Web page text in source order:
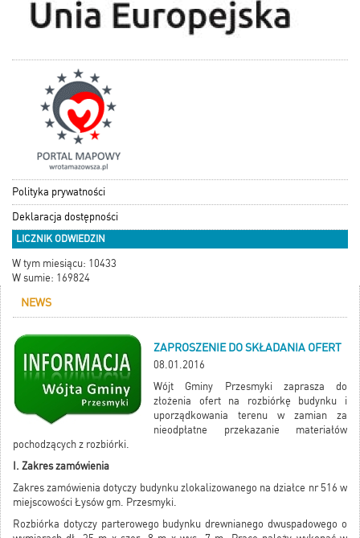
Polityka prywatności
Deklaracja dostępności
LICZNIK ODWIEDZIN
W tym miesiącu: 10433
W sumie: 169824
NEWS
ZAPROSZENIE DO SKŁADANIA OFERT
08.01.2016
Wójt Gminy Przesmyki zaprasza do
złożenia ofert na rozbiórkę budynku i
uporządkowania terenu w zamian za
nieodpłatne przekazanie materiałów
pochodzących z rozbiórki.
I. Zakres zamówienia
Zakres zamówienia dotyczy budynku zlokalizowanego na działce nr 516 w
miejscowości Łysów gm. Przesmyki.
Rozbiórka dotyczy parterowego budynku drewnianego dwuspadowego o